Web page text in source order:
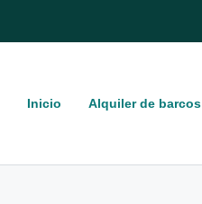
Inicio Alquiler de barcos